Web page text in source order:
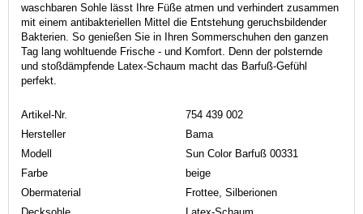
waschbaren Sohle lässt Ihre Füße atmen und verhindert zusammen
mit einem antibakteriellen Mittel die Entstehung geruchsbildender
Bakterien. So genießen Sie in Ihren Sommerschuhen den ganzen
Tag lang wohltuende Frische - und Komfort. Denn der polsternde
und stoßdämpfende Latex-Schaum macht das Barfuß-Gefühl
perfekt.
Artikel-Nr.
754 439 002
Hersteller
Bama
Modell
Sun Color Barfuß 00331
Farbe
beige
Obermaterial
Frottee, Silberionen
Decksohle
Latex-Schaum